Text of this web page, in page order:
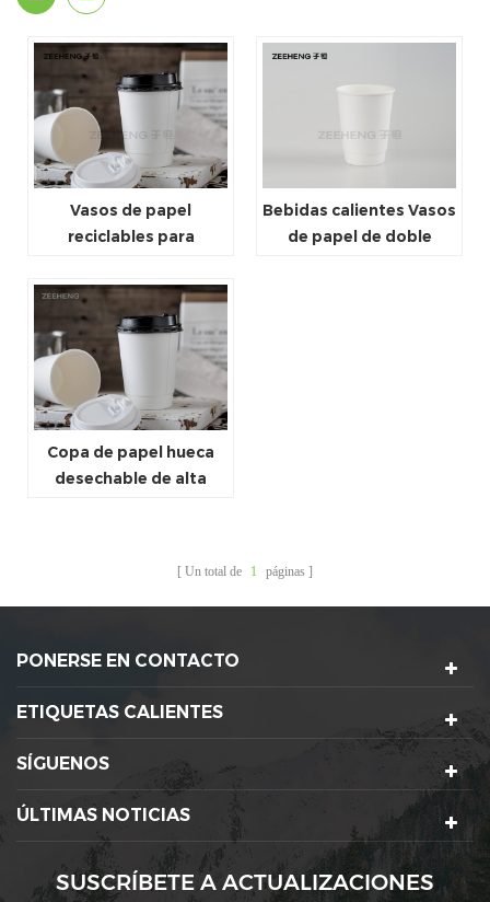
Vasos de papel
reciclables para
caliente Vaso de papel
de doble pared
resistente al calor
Bebidas calientes Vasos
de papel de doble
Copa de papel hueca
desechable de alta
Un total de 1 páginas
PONERSE EN CONTACTO
ETIQUETAS CALIENTES
SÍGUENOS
ÚLTIMAS NOTICIAS
SUSCRÍBETE A ACTUALIZACIONES